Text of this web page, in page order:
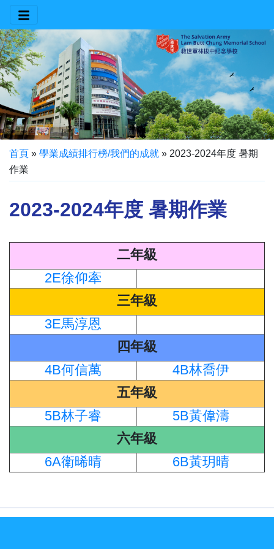
首頁 » 學業成績排行榜/我們的成就 » 2023-2024年度 暑期
作業
2023-2024年度 暑期作業
二年級
2E徐仰牽
三年級
3E馬淳恩
四年級
4B何信萬
4B林喬伊
五年級
5B林子睿
5B黃偉濤
六年級
6A衛晞晴
6B黃玥晴